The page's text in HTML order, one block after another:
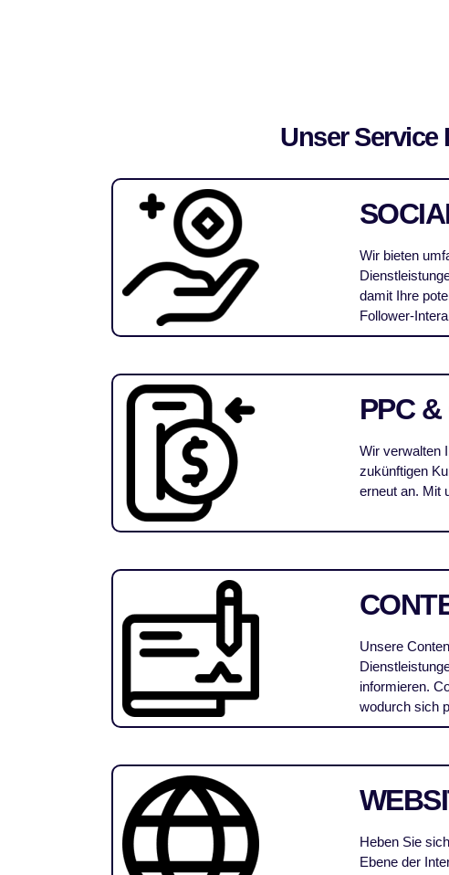
Unser Service
Wir bieten
damit Ihre
Follower-
PPC
Wir verwalten
zukünftigen
erneut an. Mit
Unsere
informieren.
wodurch sich
Heben Sie
Ebene der